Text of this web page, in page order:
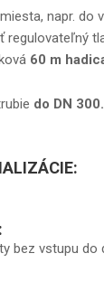
napr. do
regulovateľný
60 m
do DN 300.
bez vstupu do